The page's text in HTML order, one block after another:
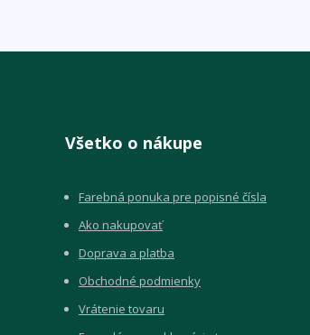
Všetko o nákupe
Farebná ponuka pre popisné čísla
Ako nakupovať
Doprava a platba
Obchodné podmienky
Vrátenie tovaru